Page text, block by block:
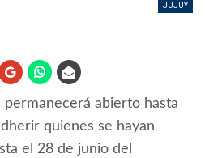
JUJUY
permanecerá abierto hasta
quienes se hayan
el 28 de junio del